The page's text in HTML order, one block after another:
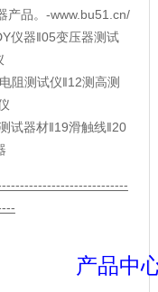
产品。-www.bu51.cn/
仪器‖05变压器测试
阻测试仪‖12测高测
试器材‖19滑触线‖20
产品中